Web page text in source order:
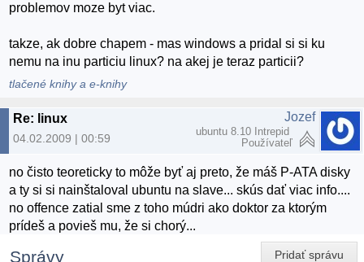
problemov moze byt viac.
takze, ak dobre chapem - mas windows a pridal si si ku
nemu na inu particiu linux? na akej je teraz particii?
tlačené knihy a e-knihy
Re: linux
04.02.2009 | 00:59
Jozef
ubuntu 8.10 Intrepid
Používateľ
no čisto teoreticky to môže byť aj preto, že máš P-ATA disky
a ty si si nainštaloval ubuntu na slave... skús dať viac info....
no offence zatial sme z toho múdri ako doktor za ktorým
prídeš a povieš mu, že si chorý...
Pridať správu
Správy